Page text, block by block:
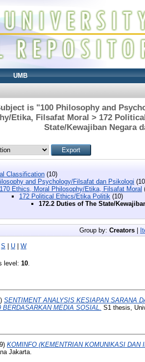
UMB
is "100 Philosophy and
Etika, Filsafat Moral > 172
State/Kewajiban Negara
Classification (10)
and Psychology/Filsafat dan Psikologi
170 Ethics, Moral Philosophy/Etika, Filsafat Moral
172 Political Ethics/Etika Politik (10)
172.2 Duties of The State/
Group by: Creators
S U W
level: 10.
SENTIMENT ANALYSIS KESIAPAN SARANA
BERDASARKAN MEDIA SOSIAL. S1 thesis,
KOMINFO (KEMENTRIAN KOMUNIKASI DAN
Jakarta.